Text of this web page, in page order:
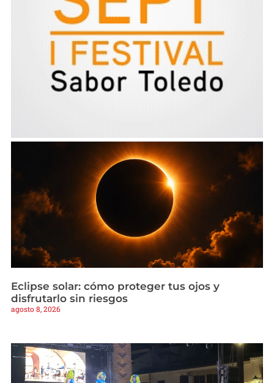
Eclipse solar: cómo proteger tus ojos y
disfrutarlo sin riesgos
agosto 8, 2026